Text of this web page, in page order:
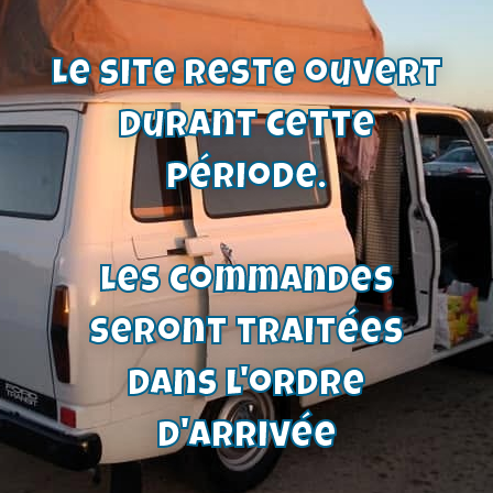
Caoutchouc de retient levier de
vitesse | Ford Taunus-Cortina-Escort
-Sierra-Capri
Le site reste ouvert
durant cette
période.
Les commandes
seront traitées
dans l'ordre
d'arrivée